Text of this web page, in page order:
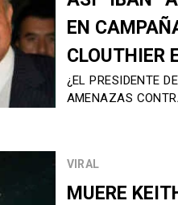
EN
CLOUTHIER
¿EL PRESIDENTE
AMENAZAS
VIRAL
MUERE